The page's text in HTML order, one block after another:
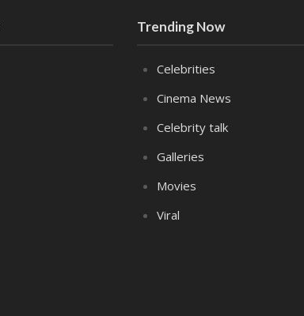
Trending Now
Celebrities
Cinema News
Celebrity talk
Galleries
Movies
Viral